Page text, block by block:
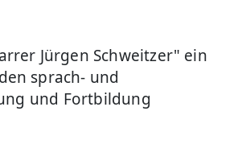
Jürgen Schweitzer" ein
sprach- und
und Fortbildung